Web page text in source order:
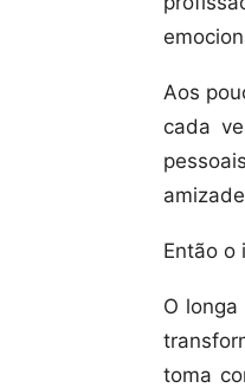
Aos
cada
Então o
O
toma